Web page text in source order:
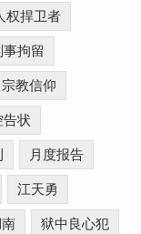
权捍卫者
事拘留
宗教信仰
告状
月度报告
江天勇
狱中良心犯